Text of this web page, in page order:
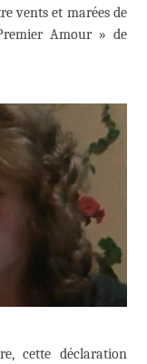
vents et marées de
Amour » de
cette déclaration